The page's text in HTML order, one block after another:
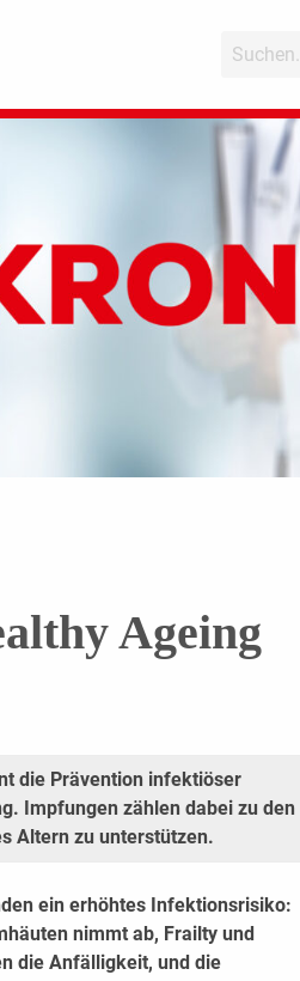
Ageing
die Prävention infektiöser
Impfungen zählen dabei zu den
Altern zu unterstützen.
ein erhöhtes Infektionsrisiko:
nimmt ab, Frailty und
die Anfälligkeit, und die